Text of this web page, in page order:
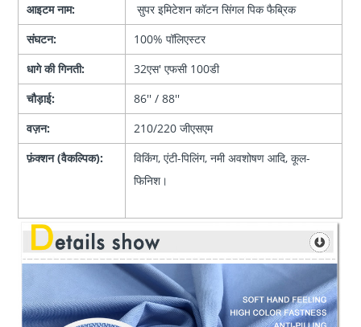
आइटम नाम:
सुपर इमिटेशन कॉटन सिंगल पिक फैब्रिक
संघटन:
100% पॉलिएस्टर
धागे की गिनती:
32एस' एफसी 100डी
चौड़ाई:
86'' / 88''
वज़न:
210/220 जीएसएम
फ़ंक्शन (वैकल्पिक):
विकिंग, एंटी-पिलिंग, नमी अवशोषण आदि, कूल-
फिनिश।